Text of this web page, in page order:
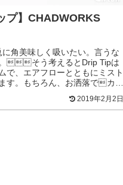
プ】CHADWORKS
角美味しく吸いたい。言うな
そう考えるとDrip Tipは
で、エアフローとともにミスト
す。もちろん、お洒落でカッ
に多いですが、CHADWOR...
2019年2月2日